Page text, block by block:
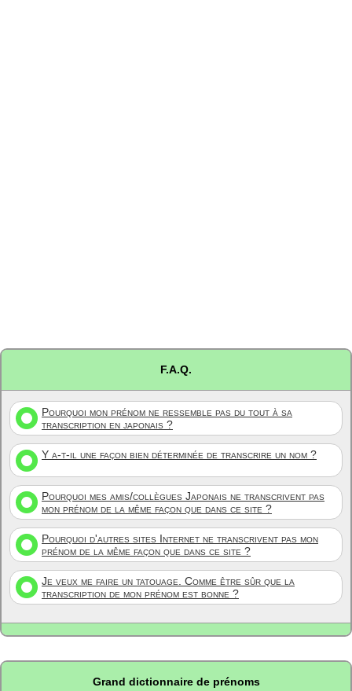
F.A.Q.
Pourquoi mon prénom ne ressemble pas du tout à sa
transcription en japonais ?
Y a-t-il une façon bien déterminée de transcrire un nom ?
Pourquoi mes amis/collègues Japonais ne transcrivent pas
mon prénom de la même façon que dans ce site ?
Pourquoi d'autres sites Internet ne transcrivent pas mon
prénom de la même façon que dans ce site ?
Je veux me faire un tatouage. Comme être sûr que la
transcription de mon prénom est bonne ?
Grand dictionnaire de prénoms